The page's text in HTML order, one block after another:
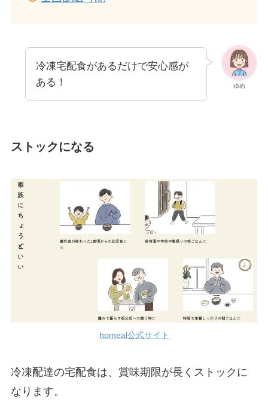
ゆめ
冷凍宅配食があるだけで安心感が
ある！
ストックになる
homeal公式サイト
冷凍配達の宅配食は、賞味期限が長くストックに
なります。